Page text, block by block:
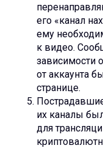
его «канал
ему
к видео.
зависимости
от аккаунта
странице.
их каналы
для